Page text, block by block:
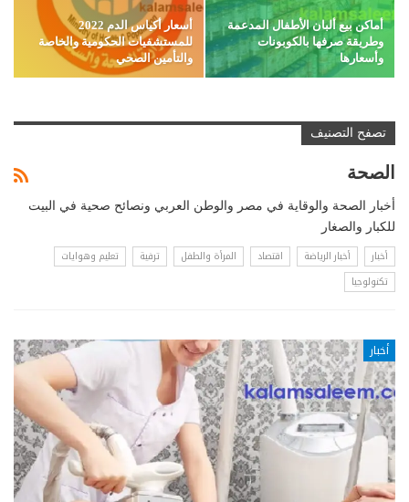
أماكن بيع ألبان الأطفال المدعمة
وطريقة صرفها بالكوبونات
وأسعارها
أسعار أكياس الدم 2022
للمستشفيات الحكومية والخاصة
والتأمين الصحي
تصفح التصنيف
الصحة
أخبار الصحة والوقاية في مصر والوطن العربي ونصائح صحية في البيت
للكبار والصغار
أخبار أخبار الرياضة اقتصاد المرأة والطفل ترفية
تعليم وهوايات
تكنولوجيا
أخبار